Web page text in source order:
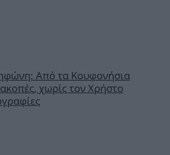
Από τα Κουφονήσια
χωρίς τον Χρήστο